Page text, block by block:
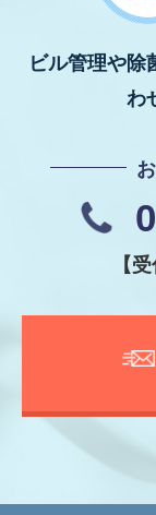
ビル管理や除
わ
【